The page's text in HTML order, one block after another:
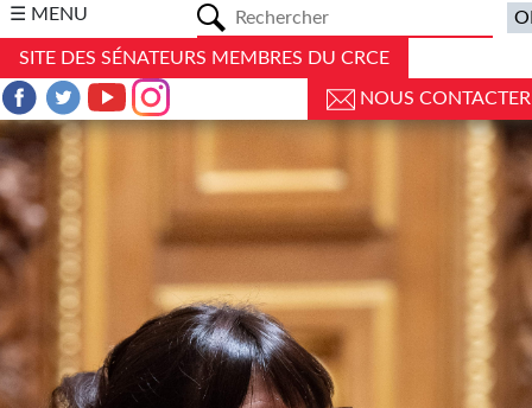
☰ MENU
SITE DES SÉNATEURS MEMBRES DU CRCE
NOUS CONTACTER